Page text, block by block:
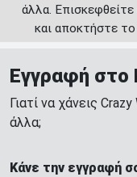
άλλα.
και αποκτήστε το
Εγγραφή στο
Γιατί να χάνεις
άλλα;
Κάνε την εγγραφή